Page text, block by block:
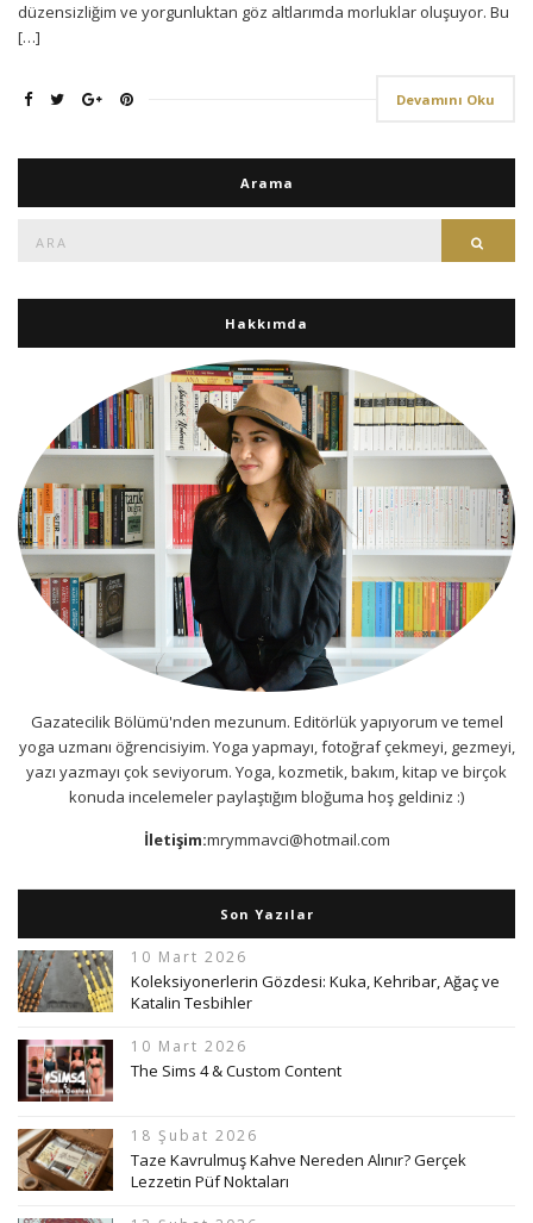
düzensizliğim ve yorgunluktan göz altlarımda morluklar oluşuyor. Bu
[…]
Devamını Oku
Arama
Hakkımda
Gazatecilik Bölümü'nden mezunum. Editörlük yapıyorum ve temel
yoga uzmanı öğrencisiyim. Yoga yapmayı, fotoğraf çekmeyi, gezmeyi,
yazı yazmayı çok seviyorum. Yoga, kozmetik, bakım, kitap ve birçok
konuda incelemeler paylaştığım bloğuma hoş geldiniz :)
İletişim:mrymmavci@hotmail.com
Son Yazılar
10 Mart 2026
Koleksiyonerlerin Gözdesi: Kuka, Kehribar, Ağaç ve
Katalin Tesbihler
10 Mart 2026
The Sims 4 & Custom Content
18 Şubat 2026
Taze Kavrulmuş Kahve Nereden Alınır? Gerçek
Lezzetin Püf Noktaları